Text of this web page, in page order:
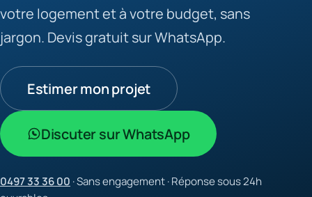
votre logement et à votre budget, sans
jargon. Devis gratuit sur WhatsApp.
Estimer mon projet
Discuter sur WhatsApp
0497 33 36 00 · Sans engagement · Réponse sous 24h